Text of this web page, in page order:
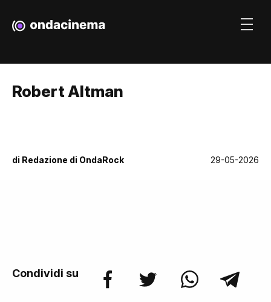
Robert Altman
di Redazione di OndaRock 29-05-2026
Condividi su